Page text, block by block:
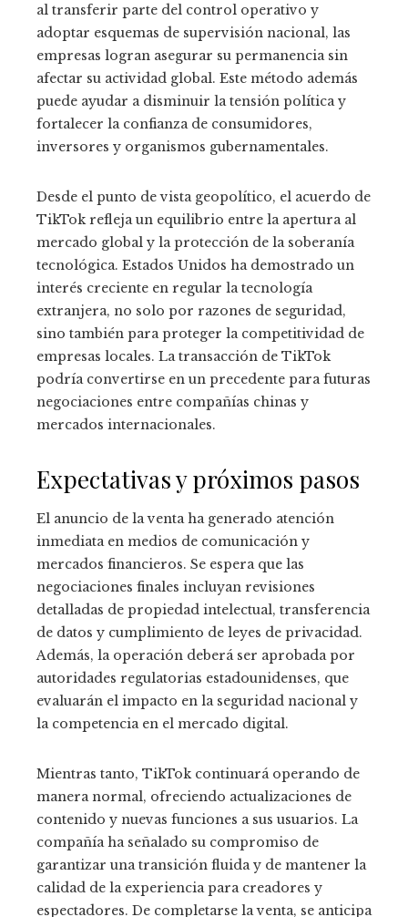
al transferir parte del control operativo y
adoptar esquemas de supervisión nacional, las
empresas logran asegurar su permanencia sin
afectar su actividad global. Este método además
puede ayudar a disminuir la tensión política y
fortalecer la confianza de consumidores,
inversores y organismos gubernamentales.
Desde el punto de vista geopolítico, el acuerdo de
TikTok refleja un equilibrio entre la apertura al
mercado global y la protección de la soberanía
tecnológica. Estados Unidos ha demostrado un
interés creciente en regular la tecnología
extranjera, no solo por razones de seguridad,
sino también para proteger la competitividad de
empresas locales. La transacción de TikTok
podría convertirse en un precedente para futuras
negociaciones entre compañías chinas y
mercados internacionales.
Expectativas y próximos pasos
El anuncio de la venta ha generado atención
inmediata en medios de comunicación y
mercados financieros. Se espera que las
negociaciones finales incluyan revisiones
detalladas de propiedad intelectual, transferencia
de datos y cumplimiento de leyes de privacidad.
Además, la operación deberá ser aprobada por
autoridades regulatorias estadounidenses, que
evaluarán el impacto en la seguridad nacional y
la competencia en el mercado digital.
Mientras tanto, TikTok continuará operando de
manera normal, ofreciendo actualizaciones de
contenido y nuevas funciones a sus usuarios. La
compañía ha señalado su compromiso de
garantizar una transición fluida y de mantener la
calidad de la experiencia para creadores y
espectadores. De completarse la venta, se anticipa